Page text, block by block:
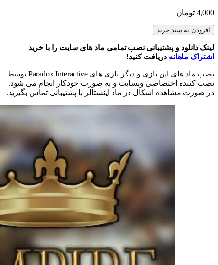
4,000 تومان
Empire
0.6.6:
Into
the
Orient
عدد
افزودن به سبد خرید
لینک دانلود و پشتیبانی نصب تمامی ماد های سایت را با خرید
اشتراک ماهانه دریافت کنید!
نصب ماد های این بازی و دیگر بازی های Paradox Interactive توسط
نصب کننده اختصاصی وبسایت و به صورت خودکار انجام می شود.
در صورت مشاهده اشکال در ماد اینستالر با پشتیبانی تماس بگیرید.